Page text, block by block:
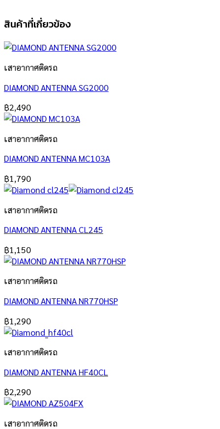
สินค้าที่เกี่ยวข้อง
เสาอากาศติดรถ
DIAMOND ANTENNA SG2000
฿2,490
เสาอากาศติดรถ
DIAMOND ANTENNA MC103A
฿1,790
เสาอากาศติดรถ
DIAMOND ANTENNA CL245
฿1,150
เสาอากาศติดรถ
DIAMOND ANTENNA NR770HSP
฿1,290
เสาอากาศติดรถ
DIAMOND ANTENNA HF40CL
฿2,290
เสาอากาศติดรถ